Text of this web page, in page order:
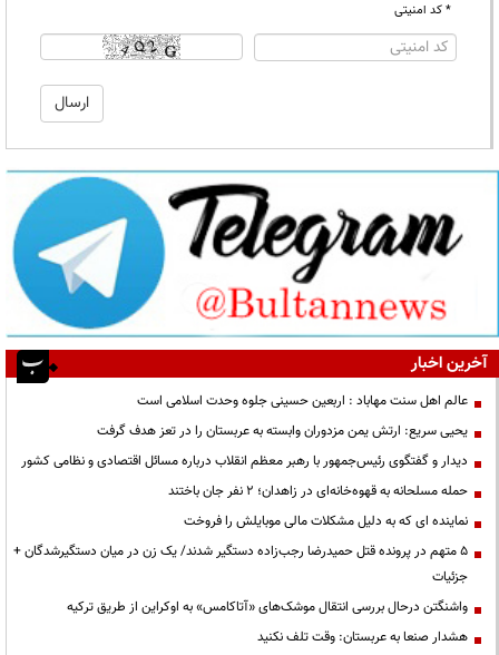
* کد امنیتی
آخرین اخبار
عالم اهل سنت مهاباد : اربعین حسینی جلوه وحدت اسلامی است
یحیی سریع: ارتش یمن مزدوران وابسته به عربستان را در تعز هدف گرفت
دیدار و گفتگوی رئیس‌جمهور با رهبر معظم انقلاب درباره مسائل اقتصادی و نظامی کشور
حمله مسلحانه به قهوه‌خانه‌ای در زاهدان؛ ۲ نفر جان باختند
نماینده ای که به دلیل مشکلات مالی موبایلش را فروخت
۵ متهم در پرونده قتل حمیدرضا رجب‌زاده دستگیر شدند/ یک زن در میان دستگیرشدگان +
جزئیات
واشنگتن درحال بررسی انتقال موشک‌های «آتاکامس» به اوکراین از طریق ترکیه
هشدار صنعا به عربستان: وقت تلف نکنید